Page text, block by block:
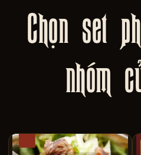
Chọn set
nhóm